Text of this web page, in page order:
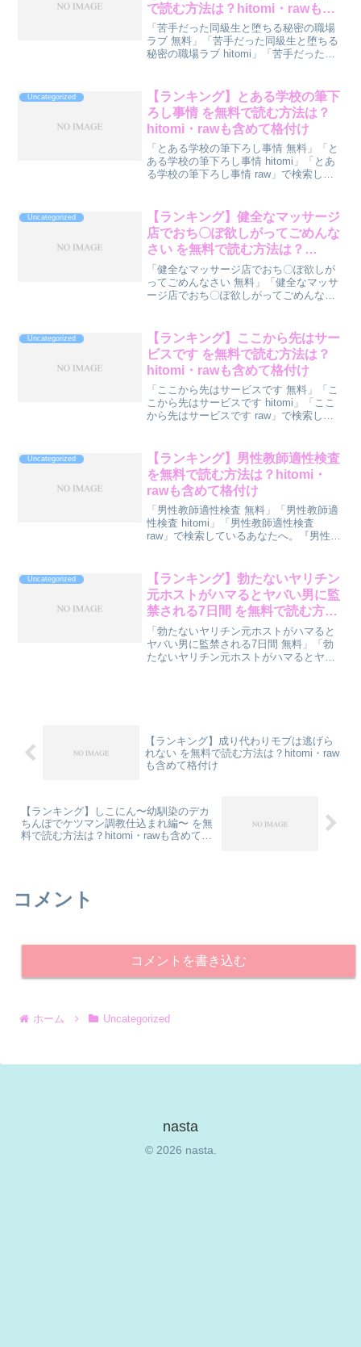
で読む方法は？hitomi・rawも含
めて格付け
「苦手だった同級生と堕ちる秘密の職場
ラブ 無料」「苦手だった同級生と堕ちる
秘密の職場ラブ hitomi」「苦手だった同
生と堕ちる秘密の職場ラブ』を読む方法
をランキン...
Uncategorized
【ランキング】とある学校の筆下
ろし事情 を無料で読む方法は？
hitomi・rawも含めて格付け
「とある学校の筆下ろし事情 無料」「と
ある学校の筆下ろし事情 hitomi」「とあ
る学校の筆下ろし事情 raw」で検索して
断してみました。先に結論ランキングを
どうぞ。順...
Uncategorized
【ランキング】健全なマッサージ
店でおち〇ぽ欲しがってごめんな
さい を無料で読む方法は？
hitomi・rawも含めて格付け
「健全なマッサージ店でおち〇ぽ欲しが
ってごめんなさい 無料」「健全なマッサ
ージ店でおち〇ぽ欲しがってごめんなさ
索しているあなたへ。『健全なマッサー
ジ店でおち...
Uncategorized
【ランキング】ここから先はサー
ビスです を無料で読む方法は？
hitomi・rawも含めて格付け
「ここから先はサービスです 無料」「こ
こから先はサービスです hitomi」「ここ
から先はサービスです raw」で検索して
断してみました。先に結論ランキングを
どうぞ。順...
Uncategorized
【ランキング】男性教師適性検査
を無料で読む方法は？hitomi・
rawも含めて格付け
「男性教師適性検査 無料」「男性教師適
性検査 hitomi」「男性教師適性検査
raw」で検索しているあなたへ。『男性教
ングをどうぞ。順位方法無料度安全度🥇
1位DLs...
Uncategorized
【ランキング】勃たないヤリチン
元ホストがハマるとヤバい男に監
禁される7日間 を無料で読む方法
は？hitomi・rawも含めて格付け
「勃たないヤリチン元ホストがハマると
ヤバい男に監禁される7日間 無料」「勃
たないヤリチン元ホストがハマるとヤバ
【ランキング】成り代わりモブは逃げら
れない を無料で読む方法は？hitomi・raw
も含めて格付け
【ランキング】しこにん〜幼馴染のデカ
ちんぽでケツマン調教仕込まれ編〜 を無
料で読む方法は？hitomi・rawも含めて格
コメント
コメントを書き込む
ホーム Uncategorized
nasta
© 2026 nasta.